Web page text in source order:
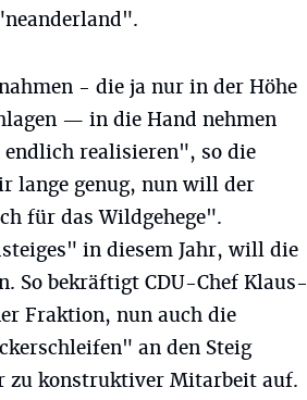
- die ja nur in der Höhe
— in die Hand nehmen
realisieren", so die
lange genug, nun will der
für das Wildgehege".
in diesem Jahr, will die
So bekräftigt CDU-Chef Klaus-
Fraktion, nun auch die
an den Steig
zu konstruktiver Mitarbeit auf.